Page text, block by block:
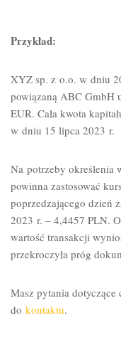
Przykład:
XYZ sp. z o.o. w dniu
powiązaną ABC GmbH
EUR. Cała kwota
w dniu 15 lipca 2023 r.
Na potrzeby określenia
powinna zastosować
poprzedzającego dzień
2023 r. – 4,4457 PLN.
wartość transakcji
przekroczyła próg
Masz pytania dotyczące
do kontaktu.